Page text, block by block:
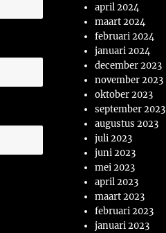
april 2024
maart 2024
februari 2024
januari 2024
december 2023
november 2023
oktober 2023
september 2023
augustus 2023
juli 2023
juni 2023
mei 2023
april 2023
maart 2023
februari 2023
januari 2023